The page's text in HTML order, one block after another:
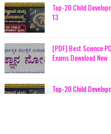
Top-20 Child
13
[PDF] Best Science
Exams Download Now
Top-20 Child